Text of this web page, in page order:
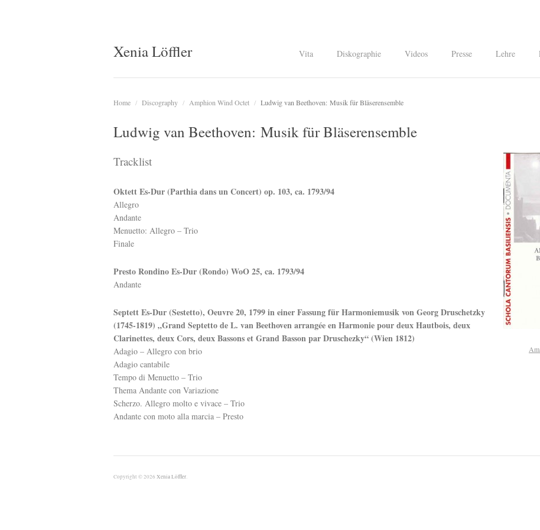
Xenia Löffler Vita Diskographie Videos Presse Lehre
Home / Discography / Amphion Wind Octet / Ludwig van Beethoven: Musik für Bläserensemble
Ludwig van Beethoven: Musik für Bläserensemble
Tracklist
Oktett Es-Dur (Parthia dans un Concert) op. 103, ca. 1793/94
Allegro
Andante
Menuetto: Allegro – Trio
Finale
Presto Rondino Es-Dur (Rondo) WoO 25, ca. 1793/94
Andante
Septett Es-Dur (Sestetto), Oeuvre 20, 1799 in einer Fassung für Harmoniemusik von Georg Druschetzky
(1745-1819) „Grand Septetto de L. van Beethoven arrangée en Harmonie pour deux Hautbois, deux
Clarinettes, deux Cors, deux Bassons et Grand Basson par Druschezky“ (Wien 1812)
Adagio – Allegro con brio
Adagio cantabile
Tempo di Menuetto – Trio
Thema Andante con Variazione
Scherzo. Allegro molto e vivace – Trio
Andante con moto alla marcia – Presto
Copyright © 2026 Xenia Löffler.